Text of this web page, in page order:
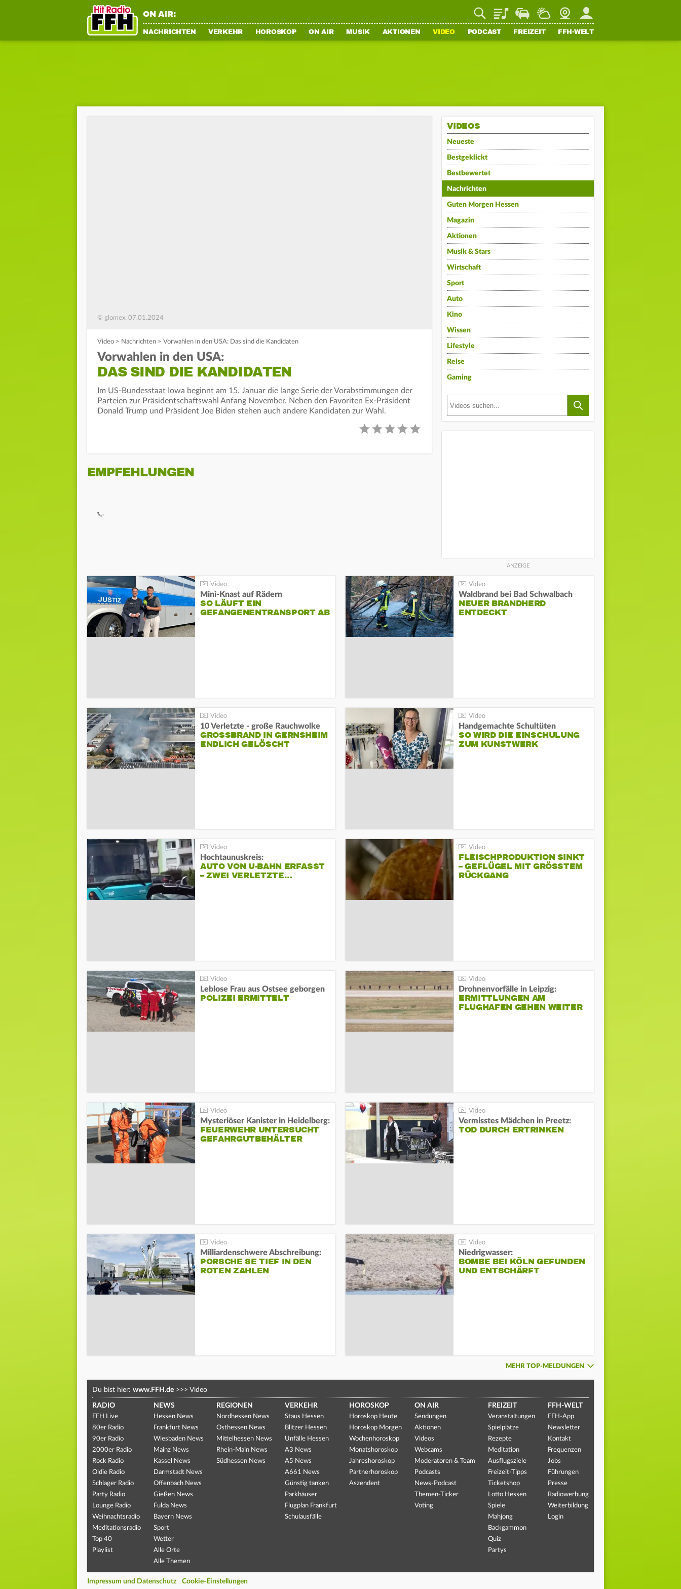
ON AIR: PlaylistStaupilotWetterWebcamMein FFH
NACHRICHTEN VERKEHR HOROSKOP ON AIR MUSIK AKTIONEN VIDEO PODCAST FREIZEIT FFH-WELT
© glomex, 07.01.2024
Video > Nachrichten > Vorwahlen in den USA: Das sind die Kandidaten
Vorwahlen in den USA:
DAS SIND DIE KANDIDATEN
Im US-Bundesstaat Iowa beginnt am 15. Januar die lange Serie der Vorabstimmungen der
Parteien zur Präsidentschaftswahl Anfang November. Neben den Favoriten Ex-Präsident
Donald Trump und Präsident Joe Biden stehen auch andere Kandidaten zur Wahl.
EMPFEHLUNGEN
VIDEOS
Neueste
Bestgeklickt
Bestbewertet
Nachrichten
Guten Morgen Hessen
Magazin
Aktionen
Musik & Stars
Wirtschaft
Sport
Auto
Kino
Wissen
Lifestyle
Reise
Gaming
Mini-Knast auf Rädern
SO LÄUFT EIN
GEFANGENENTRANSPORT AB
Waldbrand bei Bad Schwalbach
NEUER BRANDHERD
ENTDECKT
10 Verletzte - große Rauchwolke
GROSSBRAND IN GERNSHEIM E
NDLICH GELÖSCHT
Handgemachte Schultüten
SO WIRD DIE EINSCHULUNG
ZUM KUNSTWERK
Hochtaunuskreis:
AUTO VON U-BAHN ERFASST
– ZWEI VERLETZTE…
FLEISCHPRODUKTION SINKT
– GEFLÜGEL MIT GRÖSSTEM R
ÜCKGANG
Leblose Frau aus Ostsee geborgen
POLIZEI ERMITTELT
Drohnenvorfälle in Leipzig:
ERMITTLUNGEN AM
FLUGHAFEN GEHEN WEITER
Mysteriöser Kanister in Heidelberg:
FEUERWEHR UNTERSUCHT
GEFAHRGUTBEHÄLTER
Vermisstes Mädchen in Preetz:
TOD DURCH ERTRINKEN
Milliardenschwere Abschreibung:
PORSCHE SE TIEF IN DEN
ROTEN ZAHLEN
Niedrigwasser:
BOMBE BEI KÖLN GEFUNDEN
UND ENTSCHÄRFT
MEHR TOP-MELDUNGEN
Du bist hier: www.FFH.de >>> Video
RADIO
FFH Live
80er Radio
90er Radio
2000er Radio
Rock Radio
Oldie Radio
Schlager Radio
Party Radio
Lounge Radio
Weihnachtsradio
Meditationsradio
Top 40
Playlist
NEWS
Hessen News
Frankfurt News
Wiesbaden News
Mainz News
Kassel News
Darmstadt News
Offenbach News
Gießen News
Fulda News
Bayern News
Sport
Wetter
Alle Orte
Alle Themen
REGIONEN
Nordhessen News
Osthessen News
Mittelhessen News
Rhein-Main News
Südhessen News
VERKEHR
Staus Hessen
Blitzer Hessen
Unfälle Hessen
A3 News
A5 News
A661 News
Günstig tanken
Parkhäuser
Flugplan Frankfurt
Schulausfälle
HOROSKOP
Horoskop Heute
Horoskop Morgen
Wochenhoroskop
Monatshoroskop
Jahreshoroskop
Partnerhoroskop
Aszendent
ON AIR
Sendungen
Aktionen
Videos
Webcams
Moderatoren & Team
Podcasts
News-Podcast
Themen-Ticker
Voting
FREIZEIT
Veranstaltungen
Spielplätze
Rezepte
Meditation
Ausflugsziele
Freizeit-Tipps
Ticketshop
Lotto Hessen
Spiele
Mahjong
Backgammon
Quiz
Partys
FFH-WELT
FFH-App
Newsletter
Kontakt
Frequenzen
Jobs
Führungen
Presse
Radiowerbung
Weiterbildung
Login
Impressum und Datenschutz Cookie-Einstellungen